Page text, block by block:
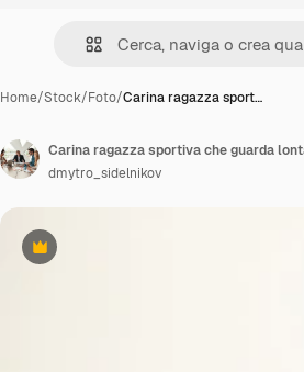
Home/Stock/Foto/Carina ragazza sport…
Premium
dmytro_sidelnikov